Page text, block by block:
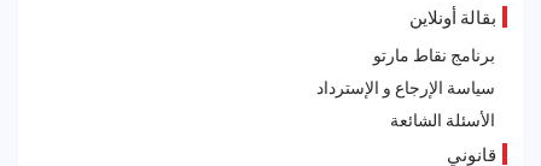
بقالة أونلاين
برنامج نقاط مارتو
سياسة الإرجاع و الإسترداد
الأسئلة الشائعة
قانوني